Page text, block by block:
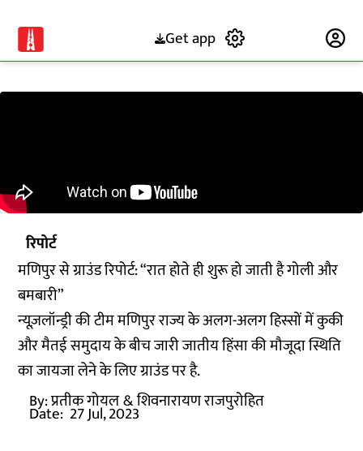
Get app
रिपोर्ट
मणिपुर से ग्राउंड रिपोर्ट: “रात होते ही शुरू हो जाती है गोली और
बमबारी”
न्यूज़लॉन्ड्री की टीम मणिपुर राज्य के अलग-अलग हिस्सों में कुकी
और मैतई समुदाय के बीच जारी जातीय हिंसा की मौजूदा स्थिति
का जायजा लेने के लिए ग्राउंड पर है.
By:प्रतीक गोयल& शिवनारायण राजपुरोहित
Date: 27 Jul, 2023